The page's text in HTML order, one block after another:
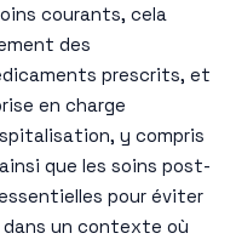
courants, cela
des
prescrits, et
en charge
y compris
que les soins post-
pour éviter
un contexte où